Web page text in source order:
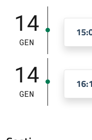
14
GEN
14
GEN